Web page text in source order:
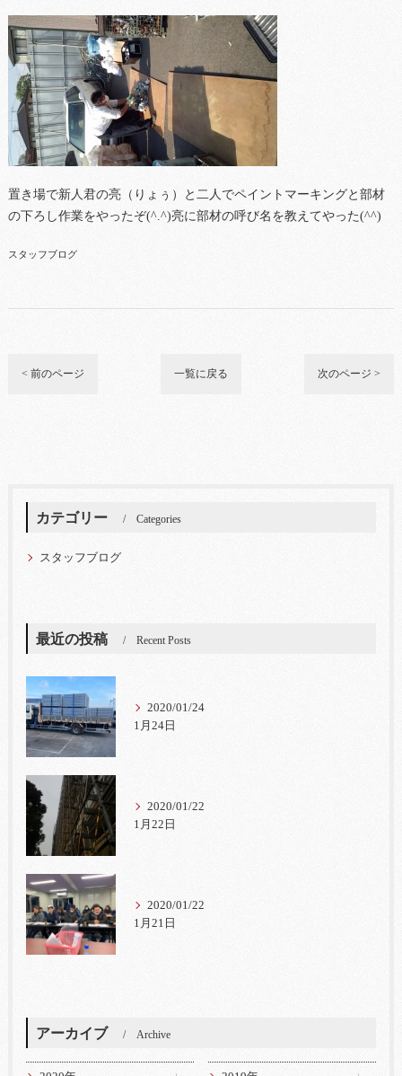
置き場で新人君の亮（りょぅ）と二人でペイントマーキングと部材
の下ろし作業をやったぞ(^.^)亮に部材の呼び名を教えてやった(^^)
スタッフブログ
< 前のページ 一覧に戻る 次のページ >
カテゴリー Categories
スタッフブログ
最近の投稿 Recent Posts
2020/01/24
1月24日
2020/01/22
1月22日
2020/01/22
1月21日
アーカイブ Archive